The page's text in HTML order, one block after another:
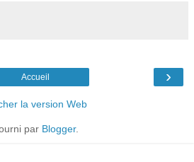
›
Accueil
la version Web
par Blogger.